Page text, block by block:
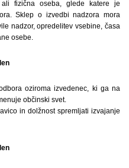
fizična oseba, glede katere je
Sklep o izvedbi nadzora mora
nadzor, opredelitev vsebine, časa
osebe.
oziroma izvedenec, ki ga na
občinski svet.
in dolžnost spremljati izvajanje